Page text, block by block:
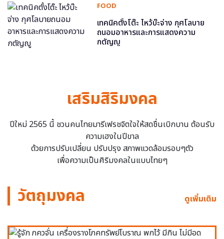
FOOD
เทคนิคตั้งโต๊ะ ไหว้บ๊ะจ่าง กุศโลบาย
ถนอมอาหารและการแสดงความ
กตัญญู
เสริมสิริมงคล
ปีใหม่ 2565 นี้ ชวนคนไทยมารีเฟรชจิตใจให้สดชื่นเบิกบาน ต้อนรับ
ความเฮงในปีขาล
ด้วยการปรับเปลี่ยน ปรับปรุง สภาพแวดล้อมรอบๆตัว
เพื่อความเป็นศิริมงคลในแบบไทยๆ
วัตถุมงคล ดูเพิ่มเติม